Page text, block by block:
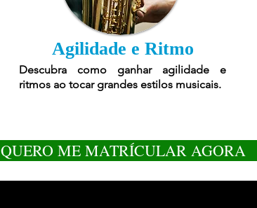
Agilidade e Ritmo
Descubra como ganhar agilidade e
ritmos ao tocar grandes estilos musicais.
QUERO ME MATRÍCULAR AGORA